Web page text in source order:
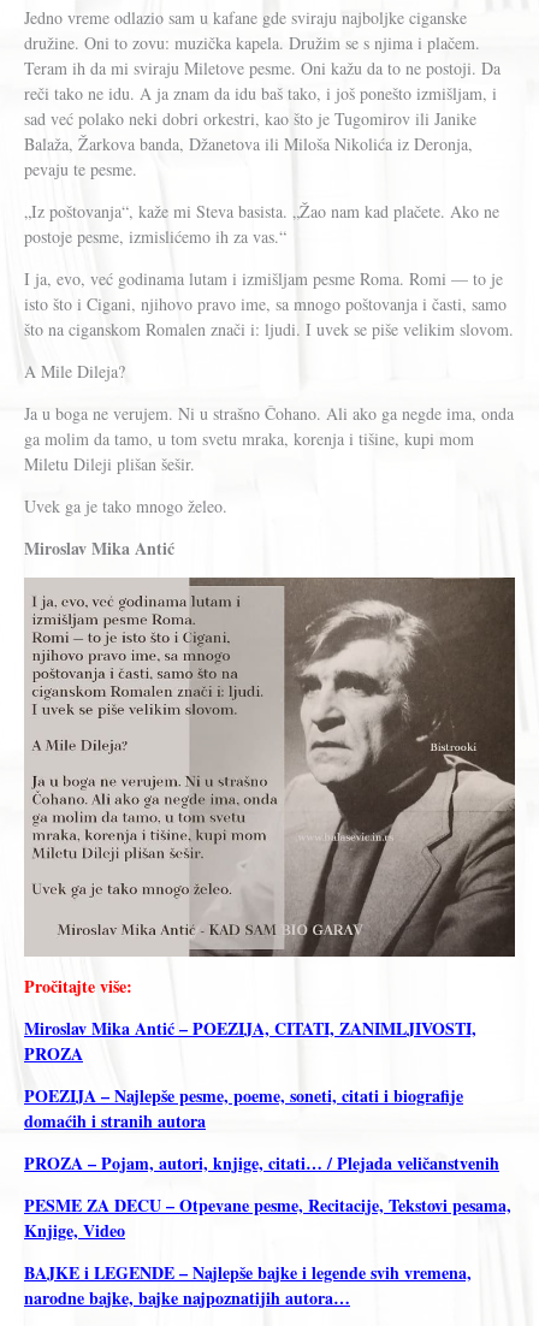
Jedno vreme odlazio sam u kafane gde sviraju najboljke ciganske
družine. Oni to zovu: muzička kapela. Družim se s njima i plačem.
Teram ih da mi sviraju Miletove pesme. Oni kažu da to ne postoji. Da
reči tako ne idu. A ja znam da idu baš tako, i još ponešto izmišljam, i
sad već polako neki dobri orkestri, kao što je Tugomirov ili Janike
Balaža, Žarkova banda, Džanetova ili Miloša Nikolića iz Deronja,
pevaju te pesme.
„Iz poštovanja“, kaže mi Steva basista. „Žao nam kad plačete. Ako ne
postoje pesme, izmislićemo ih za vas.“
I ja, evo, već godinama lutam i izmišljam pesme Roma. Romi — to je
isto što i Cigani, njihovo pravo ime, sa mnogo poštovanja i časti, samo
što na ciganskom Romalen znači i: ljudi. I uvek se piše velikim slovom.
A Mile Dileja?
Ja u boga ne verujem. Ni u strašno Čohano. Ali ako ga negde ima, onda
ga molim da tamo, u tom svetu mraka, korenja i tišine, kupi mom
Miletu Dileji plišan šešir.
Uvek ga je tako mnogo želeo.
Miroslav Mika Antić
Pročitajte više:
Miroslav Mika Antić – POEZIJA, CITATI, ZANIMLJIVOSTI,
PROZA
POEZIJA – Najlepše pesme, poeme, soneti, citati i biografije
domaćih i stranih autora
PROZA – Pojam, autori, knjige, citati… / Plejada veličanstvenih
PESME ZA DECU – Otpevane pesme, Recitacije, Tekstovi pesama,
Knjige, Video
BAJKE i LEGENDE – Najlepše bajke i legende svih vremena,
narodne bajke, bajke najpoznatijih autora…